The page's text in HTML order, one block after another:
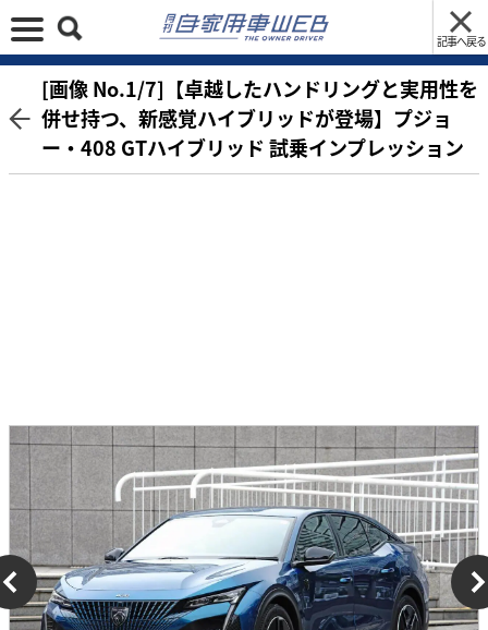
記事へ戻る
[画像 No.1/7]【卓越したハンドリングと実用性を
併せ持つ、新感覚ハイブリッドが登場】プジョ
ー・408 GTハイブリッド 試乗インプレッション